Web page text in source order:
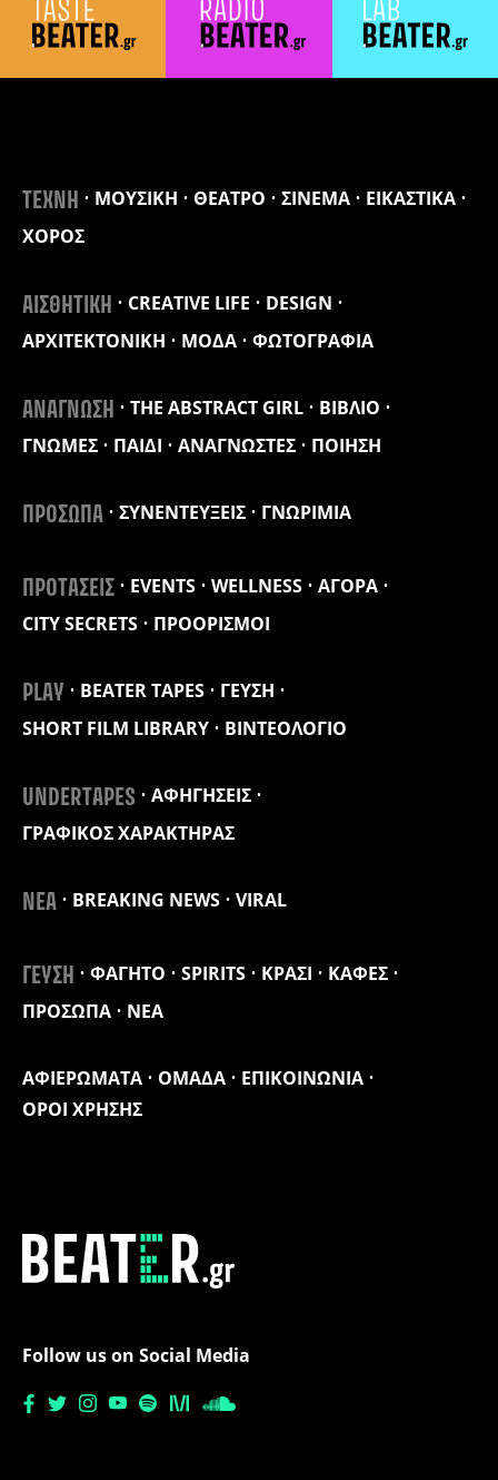
ΤΕΧΝΗ ΜΟΥΣΙΚΗ ΘΕΑΤΡΟ ΣΙΝΕΜΑ
ΕΙΚΑΣΤΙΚΑ
ΧΟΡΟΣ
ΑΙΣΘΗΤΙΚΗ CREATIVE LIFE
DESIGN
ΑΡΧΙΤΕΚΤΟΝΙΚΗ
ΜΟΔΑ ΦΩΤΟΓΡΑΦΙΑ
ΑΝΑΓΝΩΣΗ THE ABSTRACT GIRL
ΒΙΒΛΙΟ
ΓΝΩΜΕΣ
ΠΑΙΔΙ ΑΝΑΓΝΩΣΤΕΣ ΠΟΙΗΣΗ
ΠΡΟΣΩΠΑ ΣΥΝΕΝΤΕΥΞΕΙΣ ΓΝΩΡΙΜΙΑ
ΑΦΙΕΡΩΜΑΤΑ ΟΜΑΔΑ
ΕΠΙΚΟΙΝΩΝΙΑ
ΟΡΟΙ ΧΡΗΣΗΣ
ΠΡΟΤΑΣΕΙΣ EVENTS WELLNESS
ΑΓΟΡΑ
CITY SECRETS
ΠΡΟΟΡΙΣΜΟΙ
PLAY BEATER TAPES
ΓΕΥΣΗ
SHORT FILM LIBRARY
ΒΙΝΤΕΟΛΟΓΙΟ
UNDERTAPES
ΑΦΗΓΗΣΕΙΣ
ΓΡΑΦΙΚΟΣ ΧΑΡΑΚΤΗΡΑΣ
ΝΕΑ BREAKING NEWS VIRAL
ΓΕΥΣΗ ΦΑΓΗΤΟ SPIRITS ΚΡΑΣΙ
ΚΑΦΕΣ
ΠΡΟΣΩΠΑ
ΝΕΑ
Follow us on Social Media